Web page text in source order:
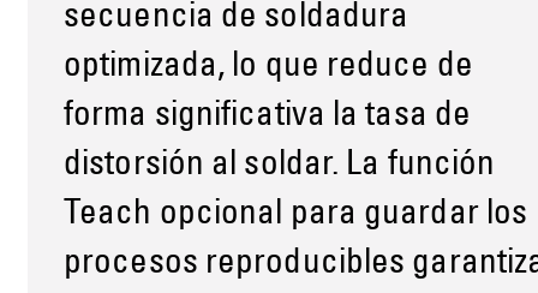
secuencia de soldadura
optimizada, lo que reduce de
forma significativa la tasa de
distorsión al soldar. La función
Teach opcional para guardar los
procesos reproducibles